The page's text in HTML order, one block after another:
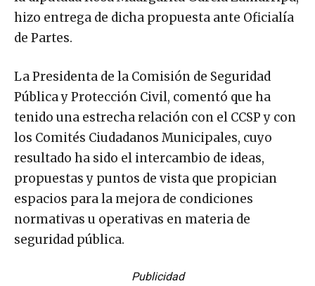
hizo entrega de dicha propuesta ante Oficialía
de Partes.
La Presidenta de la Comisión de Seguridad
Pública y Protección Civil, comentó que ha
tenido una estrecha relación con el CCSP y con
los Comités Ciudadanos Municipales, cuyo
resultado ha sido el intercambio de ideas,
propuestas y puntos de vista que propician
espacios para la mejora de condiciones
normativas u operativas en materia de
seguridad pública.
Publicidad